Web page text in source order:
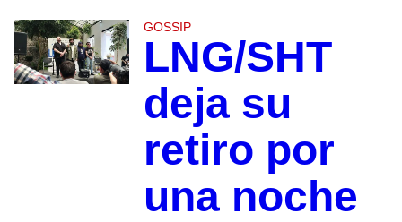
GOSSIP
LNG/SHT
deja su
retiro por
una noche